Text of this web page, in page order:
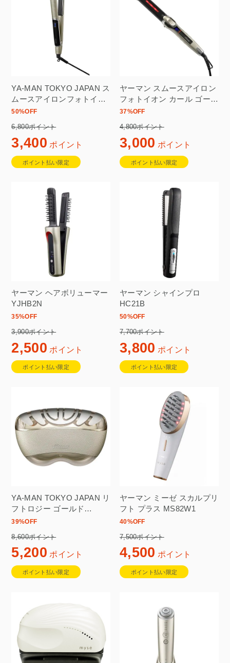
YA-MAN TOKYO JAPAN ス
ムースアイロンフォトイオ
ン プラス YJHB6N ゴール
50%OFF
6,800ポイント
3,400 ポイント
ポイント払い限定
ヤーマン スムースアイロン
フォトイオン カール ゴール
ド YJHB1N
37%OFF
4,800ポイント
3,000 ポイント
ポイント払い限定
ヤーマン ヘアボリューマー
YJHB2N
35%OFF
3,900ポイント
2,500 ポイント
ポイント払い限定
ヤーマン シャインプロ
HC21B
50%OFF
7,700ポイント
3,800 ポイント
ポイント払い限定
YA-MAN TOKYO JAPAN リ
フトロジー ゴールド
YJFD1N
39%OFF
8,600ポイント
5,200 ポイント
ポイント払い限定
ヤーマン ミーゼ スカルプリ
フト プラス MS82W1
40%OFF
7,500ポイント
4,500 ポイント
ポイント払い限定